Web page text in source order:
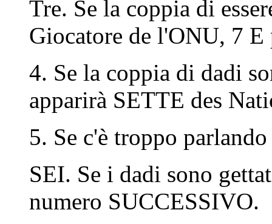
Tre. Se la coppia di
Giocatore de l'ONU, 7 E
4. Se la coppia di dadi
apparirà SETTE des
5. Se c'è troppo
SEI. Se i dadi sono
numero SUCCESSIVO.